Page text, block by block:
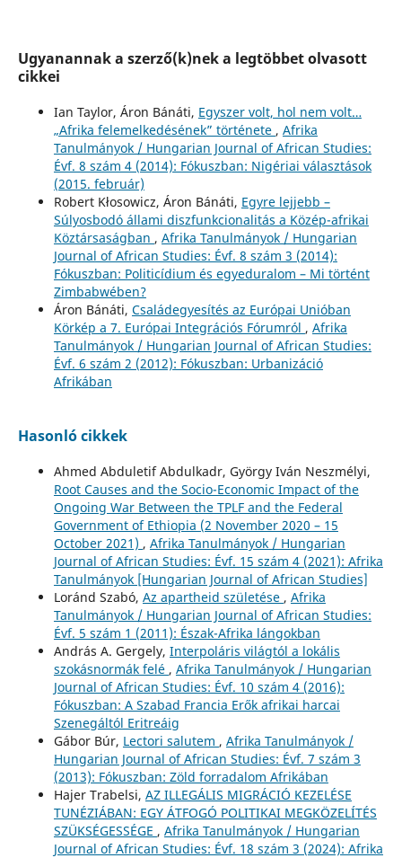
Ugyanannak a szerző(k)nek a legtöbbet olvasott
cikkei
Ian Taylor, Áron Bánáti, Egyszer volt, hol nem volt…
„Afrika felemelkedésének” története , Afrika
Tanulmányok / Hungarian Journal of African Studies:
Évf. 8 szám 4 (2014): Fókuszban: Nigériai választások
(2015. február)
Robert Kłosowicz, Áron Bánáti, Egyre lejjebb –
Súlyosbodó állami diszfunkcionalitás a Közép-afrikai
Köztársaságban , Afrika Tanulmányok / Hungarian
Journal of African Studies: Évf. 8 szám 3 (2014):
Fókuszban: Politicídium és egyeduralom – Mi történt
Zimbabwében?
Áron Bánáti, Családegyesítés az Európai Unióban
Körkép a 7. Európai Integrációs Fórumról , Afrika
Tanulmányok / Hungarian Journal of African Studies:
Évf. 6 szám 2 (2012): Fókuszban: Urbanizáció
Afrikában
Hasonló cikkek
Ahmed Abduletif Abdulkadr, György Iván Neszmélyi,
Root Causes and the Socio-Economic Impact of the
Ongoing War Between the TPLF and the Federal
Government of Ethiopia (2 November 2020 – 15
October 2021) , Afrika Tanulmányok / Hungarian
Journal of African Studies: Évf. 15 szám 4 (2021): Afrika
Tanulmányok [Hungarian Journal of African Studies]
Loránd Szabó, Az apartheid születése , Afrika
Tanulmányok / Hungarian Journal of African Studies:
Évf. 5 szám 1 (2011): Észak-Afrika lángokban
András A. Gergely, Interpoláris világtól a lokális
szokásnormák felé , Afrika Tanulmányok / Hungarian
Journal of African Studies: Évf. 10 szám 4 (2016):
Fókuszban: A Szabad Francia Erők afrikai harcai
Szenegáltól Eritreáig
Gábor Búr, Lectori salutem , Afrika Tanulmányok /
Hungarian Journal of African Studies: Évf. 7 szám 3
(2013): Fókuszban: Zöld forradalom Afrikában
Hajer Trabelsi, AZ ILLEGÁLIS MIGRÁCIÓ KEZELÉSE
TUNÉZIÁBAN: EGY ÁTFOGÓ POLITIKAI MEGKÖZELÍTÉS
SZÜKSÉGESSÉGE , Afrika Tanulmányok / Hungarian
Journal of African Studies: Évf. 18 szám 3 (2024): Afrika